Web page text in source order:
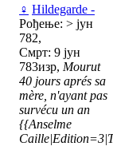
♀ Hildegarde -
Рођење: > јун
782,
Смрт: 9 јун
783изр, Mourut
40 jours aprés sa
mère, n'ayant pas
survécu un an
{{Anselme